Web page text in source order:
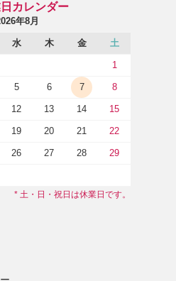
カレンダー
年8月
水 木 金 土
1
5 6 7 8
12 13 14 15
19 20 21 22
26 27 28 29
* 土・日・祝日は休業日です。